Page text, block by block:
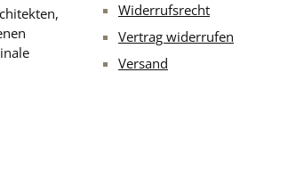
Widerrufsrecht
Vertrag widerrufen
Versand